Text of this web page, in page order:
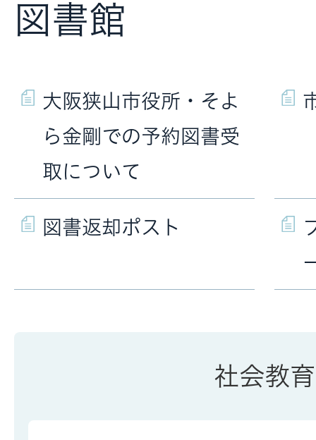
図書館
大阪狭山市役所・そよ
ら金剛での予約図書受
取について
図書返却ポスト
社会教育